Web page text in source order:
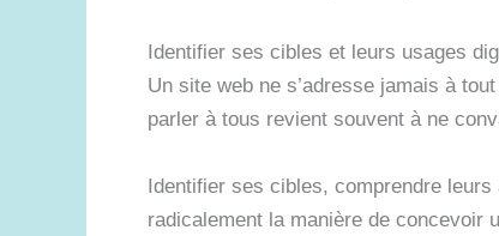
Identifier ses cibles et leurs usages
Un site web ne s’adresse jamais à
parler à tous revient souvent à ne
Identifier ses cibles, comprendre
radicalement la manière de concevoir